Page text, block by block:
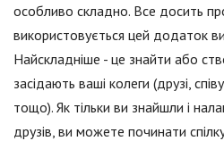
особливо складно. Все досить
використовується цей додаток
Найскладніше - це знайти або
засідають ваші колеги (друзі,
тощо). Як тільки ви знайшли і
друзів, ви можете починати